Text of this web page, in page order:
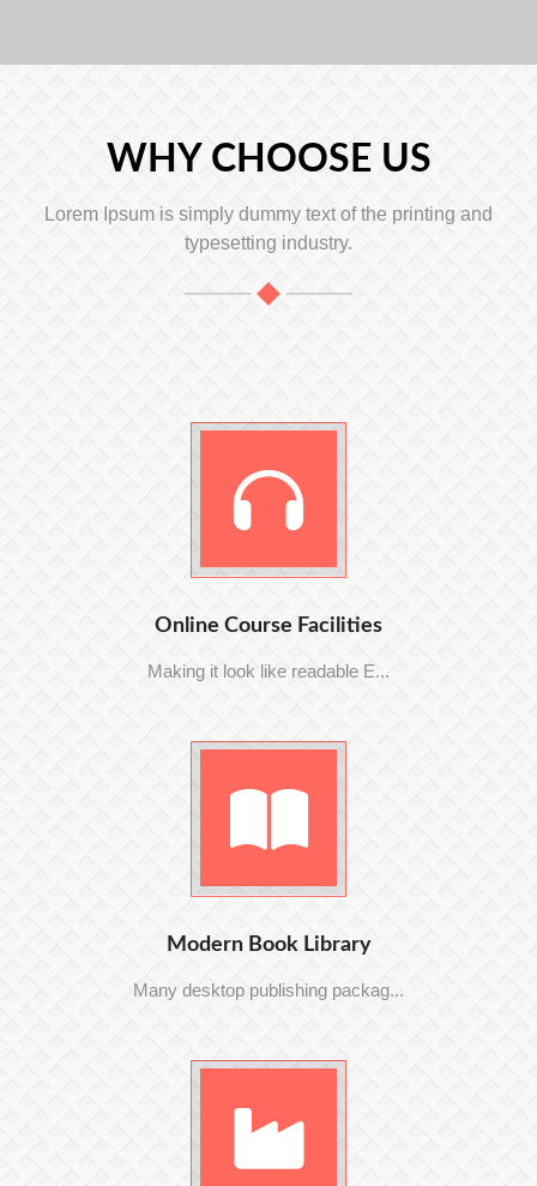
WHY CHOOSE US
Lorem Ipsum is simply dummy text of the printing and
typesetting industry.
Online Course Facilities
Making it look like readable E...
Modern Book Library
Many desktop publishing packag...